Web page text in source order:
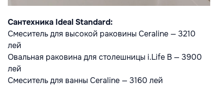
Сантехника Ideal Standard:
Смеситель для высокой раковины Ceraline — 3210
лей
Овальная раковина для столешницы i.Life B — 3900
лей
Смеситель для ванны Ceraline — 3160 лей